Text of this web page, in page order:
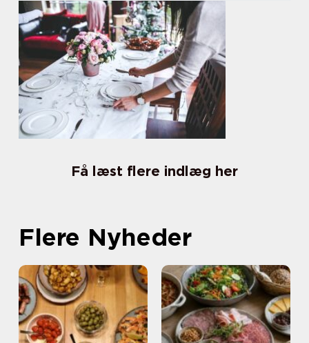
Få læst flere indlæg her
Flere Nyheder